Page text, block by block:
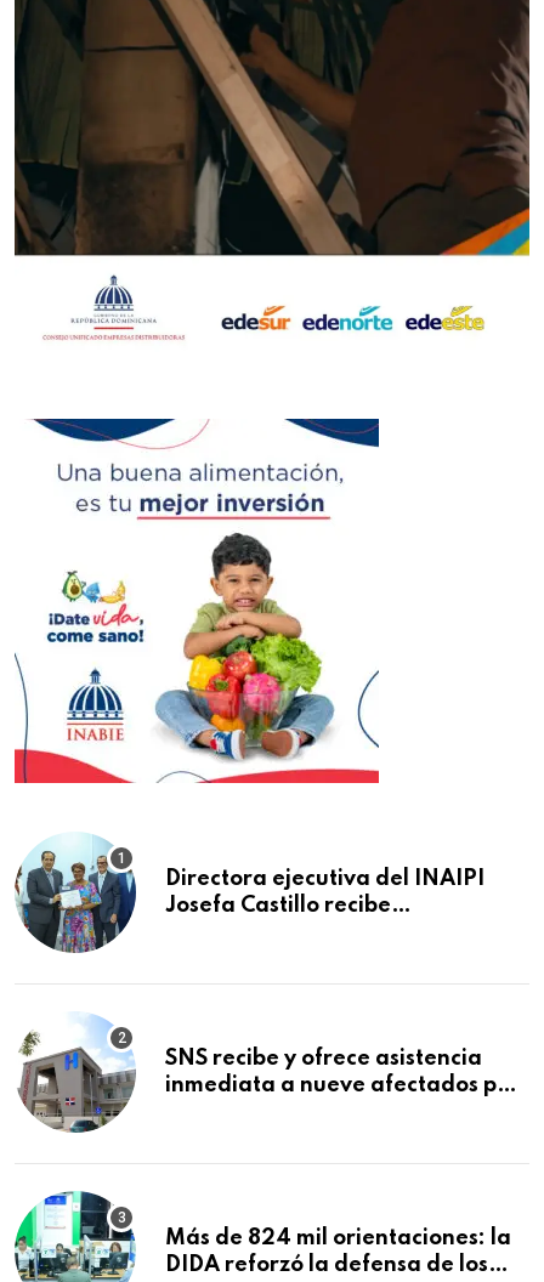
Directora ejecutiva del INAIPI
Josefa Castillo recibe
SNS recibe y ofrece asistencia
inmediata a nueve afectados por
Macorís
Más de 824 mil orientaciones: la
DIDA reforzó la defensa de los